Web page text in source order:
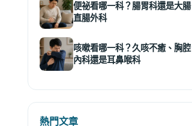
便祕看哪一科？腸胃科還是大腸
直腸外科
咳嗽看哪一科？久咳不癒、胸腔
內科還是耳鼻喉科
熱門文章